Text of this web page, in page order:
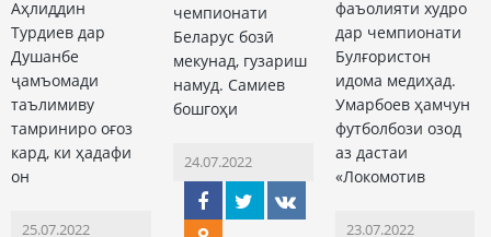
Аҳлиддин
Турдиев дар
Душанбе
ҷамъомади
таълимиву
тамриниро оғоз
кард, ки ҳадафи
он
25.07.2022
чемпионати
Беларус бозӣ
мекунад, гузариш
намуд. Самиев
бошгоҳи
24.07.2022
фаъолияти худро
дар чемпионати
Булғористон
идома медиҳад.
Умарбоев ҳамчун
футболбози озод
аз дастаи
«Локомотив
23.07.2022